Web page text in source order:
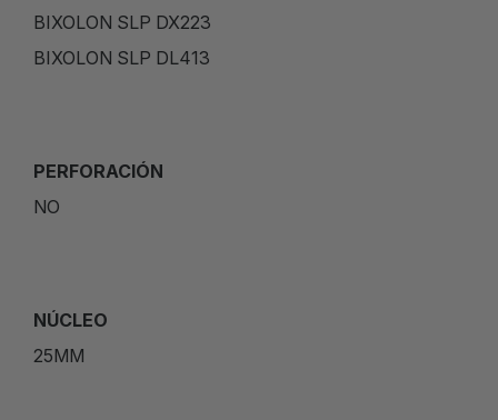
BIXOLON SLP DX223
BIXOLON SLP DL413
PERFORACIÓN
NO
NÚCLEO
25MM